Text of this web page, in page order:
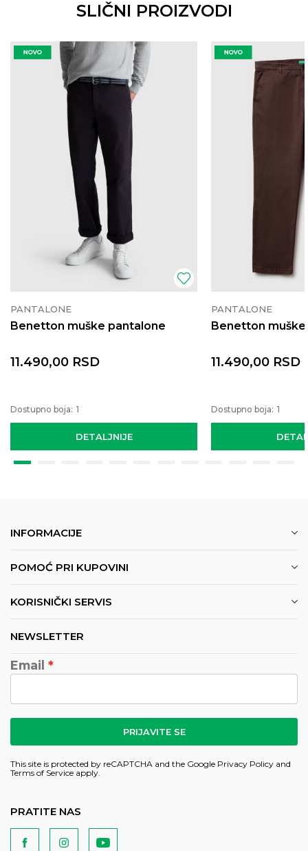
SLIČNI PROIZVODI
PANTALONE
Benetton muške pantalone
DETALJNIJE
11.490,00 RSD
Dostupno boja: 1
PANTALONE
Benetton
11.490,00 RSD
Dostupno boja: 1
INFORMACIJE
POMOĆ PRI KUPOVINI
KORISNIČKI SERVIS
NEWSLETTER
Email
PRIJAVITE SE
This site is protected by reCAPTCHA and the Google Privacy Policy and
Terms of Service apply.
PRATITE NAS